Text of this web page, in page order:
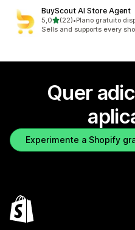
BuyScout AI Store Agent
5,0de 5 estrelas
(22)
22 total de avaliações
•Plano gratuito
Sells and supports every
Quer
Experimente a Shopify